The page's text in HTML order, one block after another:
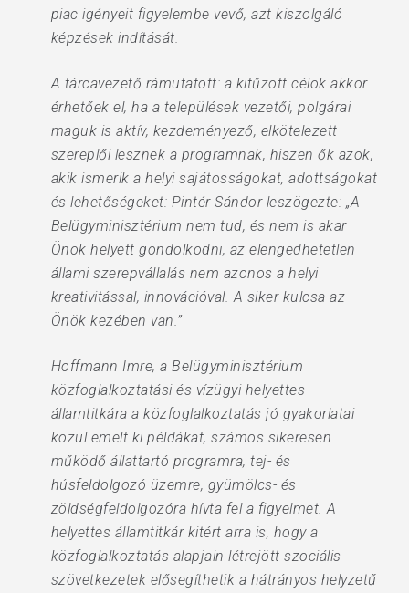
piac igényeit figyelembe vevő, azt kiszolgáló
képzések indítását.
A tárcavezető rámutatott: a kitűzött célok akkor
érhetőek el, ha a települések vezetői, polgárai
maguk is aktív, kezdeményező, elkötelezett
szereplői lesznek a programnak, hiszen ők azok,
akik ismerik a helyi sajátosságokat, adottságokat
és lehetőségeket: Pintér Sándor leszögezte: „A
Belügyminisztérium nem tud, és nem is akar
Önök helyett gondolkodni, az elengedhetetlen
állami szerepvállalás nem azonos a helyi
kreativitással, innovációval. A siker kulcsa az
Önök kezében van.”
Hoffmann Imre, a Belügyminisztérium
közfoglalkoztatási és vízügyi helyettes
államtitkára a közfoglalkoztatás jó gyakorlatai
közül emelt ki példákat, számos sikeresen
működő állattartó programra, tej- és
húsfeldolgozó üzemre, gyümölcs- és
zöldségfeldolgozóra hívta fel a figyelmet. A
helyettes államtitkár kitért arra is, hogy a
közfoglalkoztatás alapjain létrejött szociális
szövetkezetek elősegíthetik a hátrányos helyzetű